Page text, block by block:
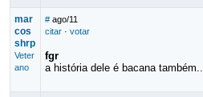
mar
cos
shrp
Veter
ano
# ago/11
citar· votar
fgr
a história dele é bacana também..